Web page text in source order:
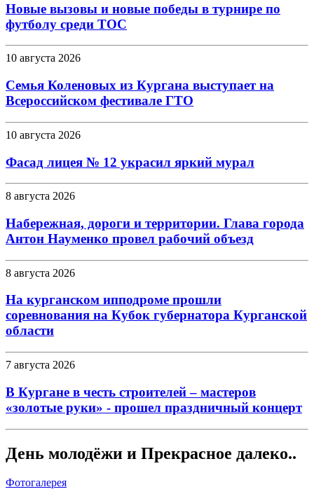
Новые вызовы и новые победы в турнире по
футболу среди ТОС
10 августа 2026
Семья Коленовых из Кургана выступает на
Всероссийском фестивале ГТО
10 августа 2026
Фасад лицея № 12 украсил яркий мурал
8 августа 2026
Набережная, дороги и территории. Глава города
Антон Науменко провел рабочий объезд
8 августа 2026
На курганском ипподроме прошли
соревнования на Кубок губернатора Курганской
области
7 августа 2026
В Кургане в честь строителей – мастеров
«золотые руки» - прошел праздничный концерт
День молодёжи и Прекрасное далеко..
Фотогалерея